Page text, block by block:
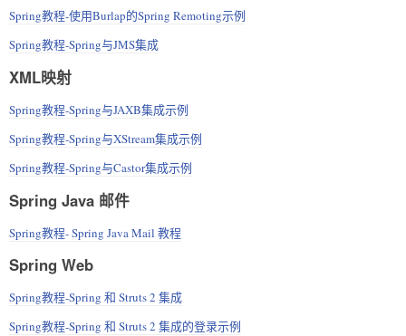
Spring教程-使用Burlap的Spring Remoting示例
Spring教程-Spring与JMS集成
XML映射
Spring教程-Spring与JAXB集成示例
Spring教程-Spring与XStream集成示例
Spring教程-Spring与Castor集成示例
Spring Java 邮件
Spring教程- Spring Java Mail 教程
Spring Web
Spring教程-Spring 和 Struts 2 集成
Spring教程-Spring 和 Struts 2 集成的登录示例